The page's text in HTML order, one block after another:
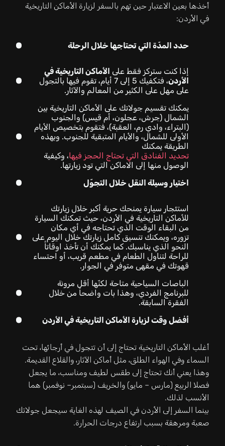
أخذها بعين الاعتبار حين تهم بالسفر لزيارة الأماكن التاريخية
في الأردن:
حدد المدّة التي تحتاجها خلال الرحلة
إذا كنت ستركز فقط على الأماكن التاريخية في
الأردن
، فتكفيك 5 إلى 7 أيام، تقوم فيها بالتجول
على مهل على الكثير من المعالم والآثار.
يمكنك تقسيم جولاتك على الأماكن التاريخية بين
الشمال (جرش، عجلون، أم قيس) والجنوب
(البتراء، وادي رم، العقبة)، فتقوم بتخصيص الأيام
الأولى للشمال، والأيام المتبقية للجنوب. وبهذه
الطريقة يمكنك
تحديد الفنادق التي تحتاج الحجز فيها، وكيفية
الوصول منها إلى الاماكن التي تود زيارتها.
اختيار وسيلة النقل خلال التجوّل
استئجار سيارة يمنحك حرية أكبر خلال زيارتك
للأماكن التاريخية في الأردن، حيث تمكنك السيارة
من البقاء الوقت الذي تحتاجه في أي مكان
تزوره، ويمكنك تنسيق كامل زيارتك خلال اليوم على
النحو الذي يناسبك. كما يمكنك أن تأخذ اوقاتاً
للراحة لتناول الطعام في مطعم قريب، أو احتساء
قهوتك في مقهى متوفر في الجوار.
الباصات السياحية متاحة لكنّها أقل مرونة
للبرنامج الفردي، وهذا بات واضحاً من خلال
الفقرة السابقة.
أفضل وقت لزيارة الأماكن التاريخية في الأردن
أغلب الأماكن التاريخية تحتاج إلى أن تتجول في أرجائها، تحت
السماء وفي الهواء الطلق، مثل أماكن الآثار، والقلاع القديمة.
وهذا يعني أنك تحتاج إلى طقس لطيف ومناسب، ما يجعل
فصلا الربيع (مارس – مايو) والخريف (سبتمبر– نوفمبر) هما
الأنسب لذلك.
بينما السفر إلى الأردن في الصيف لهذه الغاية سيجعل جولاتك
صعبة ومرهقة بسبب ارتفاع درجات الحرارة.